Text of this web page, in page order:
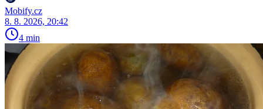
Mobify.cz
8. 8. 2026, 20:42
4 min